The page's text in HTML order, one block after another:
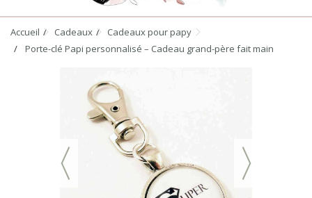
Accueil Cadeaux
Cadeaux pour papy
Porte-clé Papi personnalisé – Cadeau grand-père fait main